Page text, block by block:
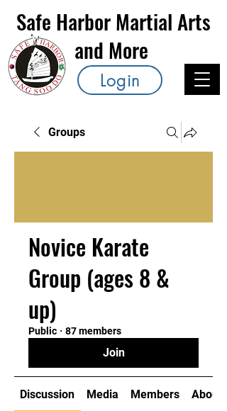
Safe Harbor Martial Arts
and More
Login
Groups
Novice Karate
Group (ages 8 &
up)
Public · 87 members
Join
Discussion Media Members About